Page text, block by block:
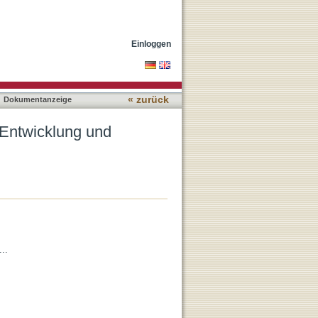
Einloggen
Dokumentanzeige « zurück
und